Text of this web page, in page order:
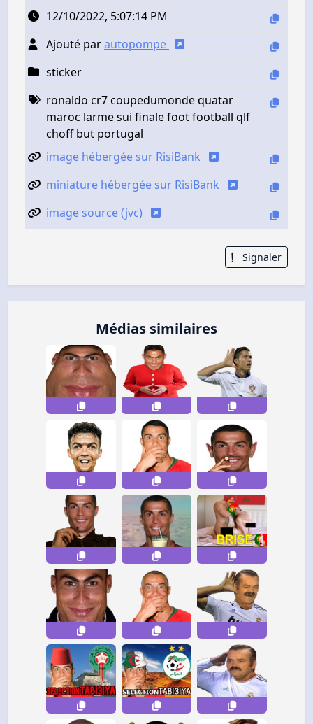
12/10/2022, 5:07:14 PM
Ajouté parautopompe
sticker
ronaldo cr7 coupedumonde quatar
maroc larme sui finale foot football qlf
choff but portugal
image hébergée sur RisiBank
miniature hébergée sur RisiBank
image source (jvc)
Signaler
Médias similaires